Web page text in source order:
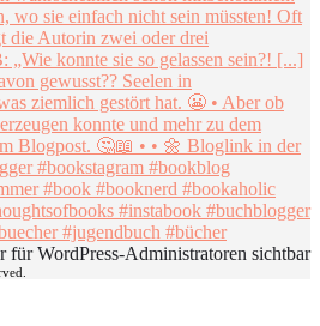
für WordPress-Administratoren sichtbar